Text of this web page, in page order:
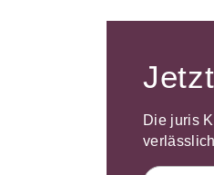
Die juris